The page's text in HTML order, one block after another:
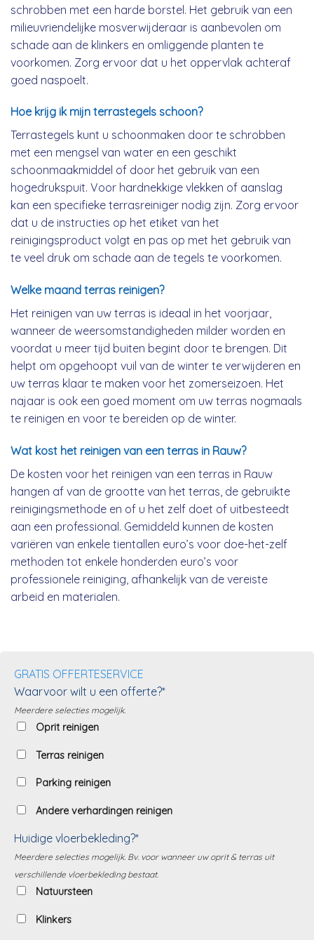
schrobben met een harde borstel. Het gebruik van een
milieuvriendelijke mosverwijderaar is aanbevolen om
schade aan de klinkers en omliggende planten te
voorkomen. Zorg ervoor dat u het oppervlak achteraf
goed naspoelt.
Hoe krijg ik mijn terrastegels schoon?
Terrastegels kunt u schoonmaken door te schrobben
met een mengsel van water en een geschikt
schoonmaakmiddel of door het gebruik van een
hogedrukspuit. Voor hardnekkige vlekken of aanslag
kan een specifieke terrasreiniger nodig zijn. Zorg ervoor
dat u de instructies op het etiket van het
reinigingsproduct volgt en pas op met het gebruik van
te veel druk om schade aan de tegels te voorkomen.
Welke maand terras reinigen?
Het reinigen van uw terras is ideaal in het voorjaar,
wanneer de weersomstandigheden milder worden en
voordat u meer tijd buiten begint door te brengen. Dit
helpt om opgehoopt vuil van de winter te verwijderen en
uw terras klaar te maken voor het zomerseizoen. Het
najaar is ook een goed moment om uw terras nogmaals
te reinigen en voor te bereiden op de winter.
Wat kost het reinigen van een terras in Rauw?
De kosten voor het reinigen van een terras in Rauw
hangen af van de grootte van het terras, de gebruikte
reinigingsmethode en of u het zelf doet of uitbesteedt
aan een professional. Gemiddeld kunnen de kosten
variëren van enkele tientallen euro’s voor doe-het-zelf
methoden tot enkele honderden euro’s voor
professionele reiniging, afhankelijk van de vereiste
arbeid en materialen.
GRATIS OFFERTESERVICE
Waarvoor wilt u een offerte?*
Meerdere selecties mogelijk.
Oprit reinigen
Terras reinigen
Parking reinigen
Andere verhardingen reinigen
Huidige vloerbekleding?*
Meerdere selecties mogelijk. Bv. voor wanneer uw oprit & terras uit
verschillende vloerbekleding bestaat.
Natuursteen
Klinkers